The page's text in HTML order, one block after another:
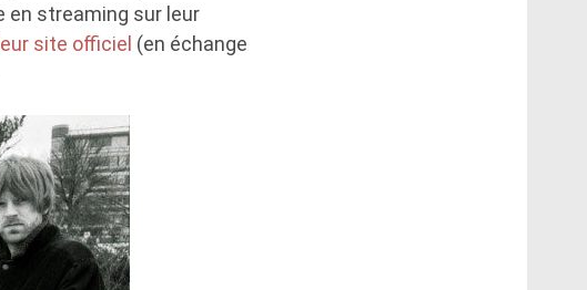
en streaming sur leur
site officiel (en échange